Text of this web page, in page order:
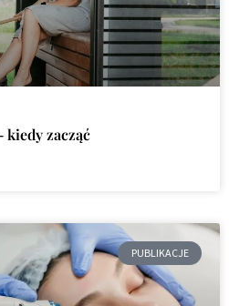
kiedy zacząć
PUBLIKACJE